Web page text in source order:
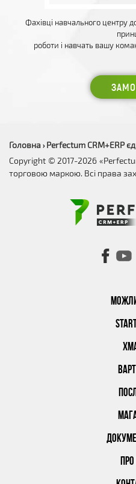
Фахівці навчального центру
роботи і навчать вашу
ПРО
Головна › Perfectum CRM+ERP
Copyright © 2017-2026
торговою маркою. Всі права